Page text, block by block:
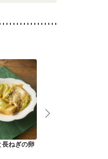
長ねぎの卵